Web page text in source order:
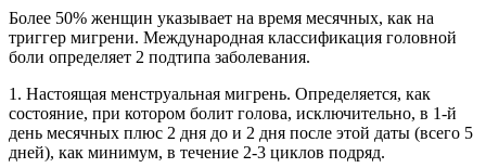
Более 50% женщин указывает на время месячных, как на
триггер мигрени. Международная классификация головной
боли определяет 2 подтипа заболевания.
1. Настоящая менструальная мигрень. Определяется, как
состояние, при котором болит голова, исключительно, в 1-й
день месячных плюс 2 дня до и 2 дня после этой даты (всего 5
дней), как минимум, в течение 2-3 циклов подряд.